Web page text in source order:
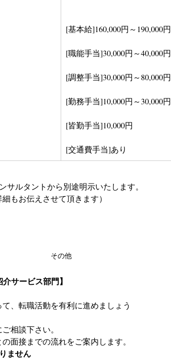
[基本給]160,000円～190,000円
[職能手当]30,000円～40,000円
[調整手当]30,000円～80,000円
[勤務手当]10,000円～30,000円
[皆勤手当]10,000円
[交通費手当]あり
サルタントから別途明示いたします。
もお伝えさせて頂きます）
その他
サービス部門】
、転職活動を有利に進めましょう
相談下さい。
面接までの流れをご案内します。
ません